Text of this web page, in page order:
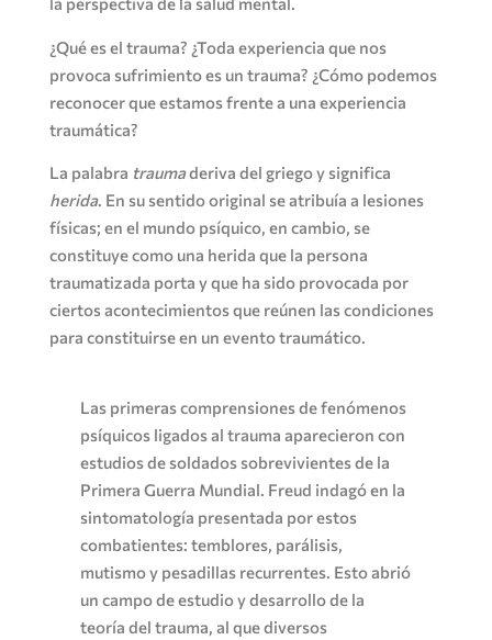
¿Qué es el trauma? ¿Toda experiencia que nos
provoca sufrimiento es un trauma? ¿Cómo podemos
reconocer que estamos frente a una experiencia
traumática?
La palabra traumaderiva del griego y significa
herida. En su sentido original se atribuía a lesiones
físicas; en el mundo psíquico, en cambio, se
constituye como una herida que la persona
traumatizada porta y que ha sido provocada por
ciertos acontecimientos que reúnen las condiciones
para constituirse en un evento traumático.
Las primeras comprensiones de fenómenos
psíquicos ligados al trauma aparecieron con
estudios de soldados sobrevivientes de la
Primera Guerra Mundial. Freud indagó en la
sintomatología presentada por estos
combatientes: temblores, parálisis,
mutismo y pesadillas recurrentes. Esto abrió
un campo de estudio y desarrollo de la
teoría del trauma, al que diversos